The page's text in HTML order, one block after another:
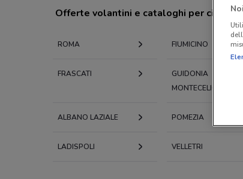
Offerte volantini e cataloghi per città
ROMA FIUMICINO
FRASCATI
GUIDONIA
MONTECELIO
ALBANO LAZIALE POMEZIA
LADISPOLI VELLETRI